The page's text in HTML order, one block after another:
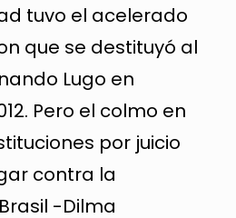
tuvo el acelerado
que se destituyó al
Lugo en
Pero el colmo en
por juicio
contra la
-Dilma